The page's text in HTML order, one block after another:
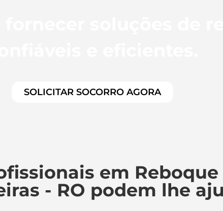
SOLICITAR SOCORRO AGORA
em
- RO podem lhe